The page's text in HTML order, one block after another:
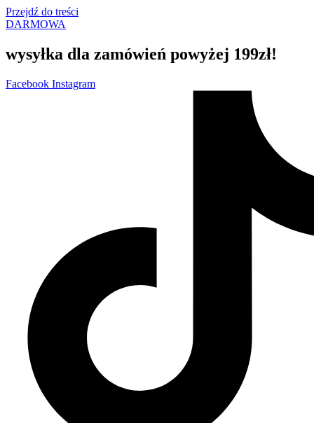
Przejdź do treści
DARMOWA
wysyłka dla zamówień powyżej 199zł!
Facebook Instagram